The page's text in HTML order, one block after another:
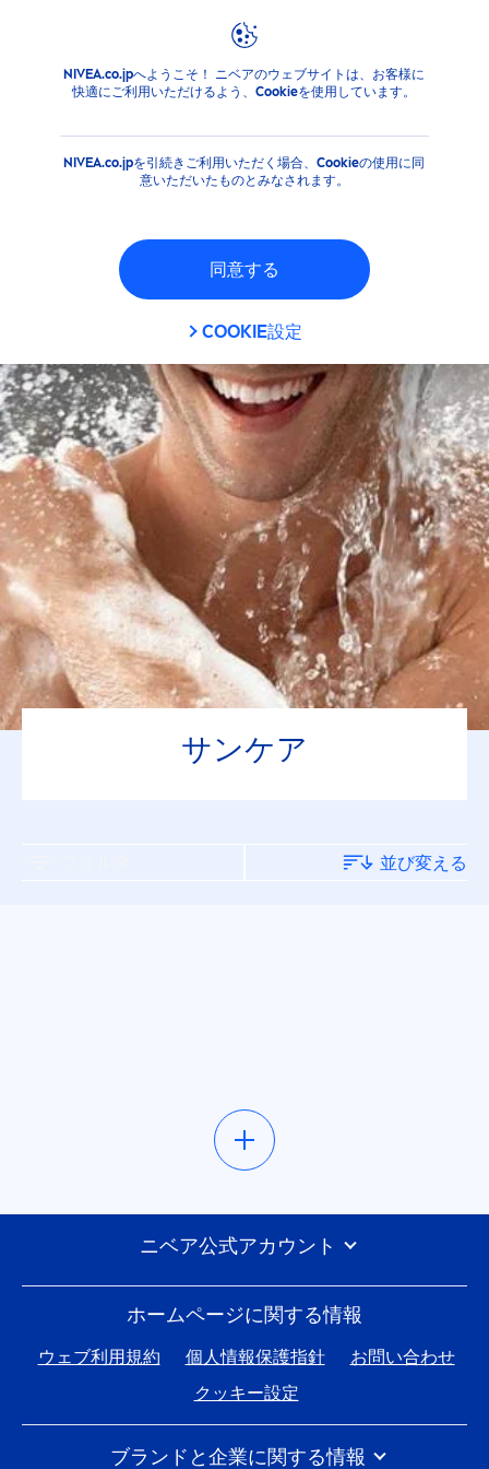
NIVEA.co.jpへようこそ！ ニベアのウェブサイトは、お客様に
快適にご利用いただけるよう、Cookieを使用しています。
NIVEA.co.jpを引続きご利用いただく場合、Cookieの使用に同
意いただいたものとみなされます。
同意する
COOKIE設定
商品 MEN サンケア
サンケア
並び変える
ホームページに関する情報
ウェブ利用規約 個人情報保護指針
お問い合わせ
クッキー設定
ブランドと企業に関する情報
ニベア公式アカウント